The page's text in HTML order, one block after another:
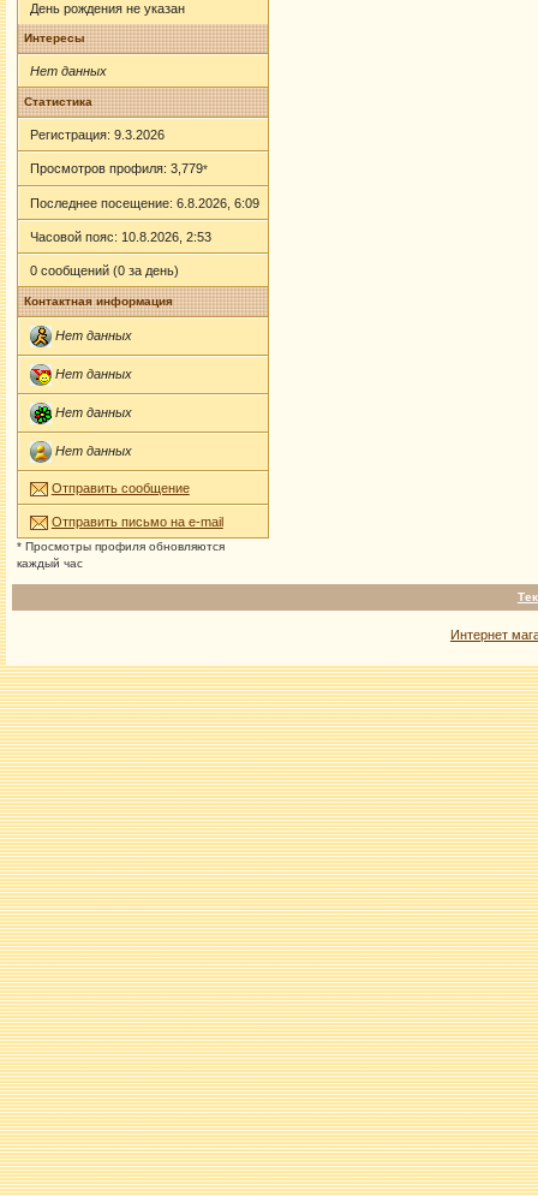
День рождения не указан
Интересы
Нет данных
Статистика
Регистрация: 9.3.2026
Просмотров профиля: 3,779*
Последнее посещение: 6.8.2026, 6:09
Часовой пояс: 10.8.2026, 2:53
0 сообщений (0 за день)
Контактная информация
Нет данных
Нет данных
Нет данных
Нет данных
Отправить сообщение
Отправить письмо на e-mail
* Просмотры профиля обновляются
каждый час
Интернет